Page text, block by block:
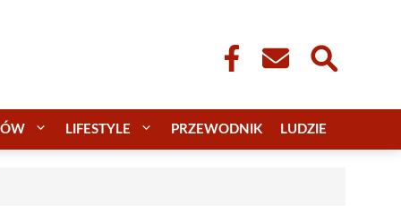
LIFESTYLE PRZEWODNIK LUDZIE